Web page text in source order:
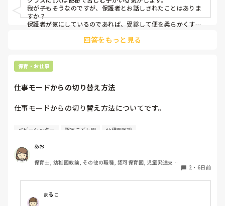
に来てもらうなどしていました。
色々なご経験のお話しを聞けたら嬉しいです。
我が子もそうなのですが、保護者とお話しされたことはありま
すか？
保護者が気にしているのであれば、受診して便を柔らかくする
じた便秘薬をもらうことをお勧めします。
ラブレという飲み物が合うお子さんもいるようです。
色々試されているかと思いますが、本人が1番きついです。
回答をもっと見る
保育・お仕事
仕事モードからの切り替え方法
仕事モードからの切り替え方法についてです。
お休みの日に仕事のことを考えると自分でも切り替えは意識
っています。。
みなさんがどうやって切り替えているかを教えてほしいで
す！
今はとりあえずメモをして一旦保留にしたり、違うアクショ
ン(お茶を飲んだり)を入れたりしています。
ベビーシッター 認定こども園 幼稚園教諭
あお
保育士, 幼稚園教諭, その他の職種, 認可保育園, 児童発達支援
2 ・ 6日前
まるこ